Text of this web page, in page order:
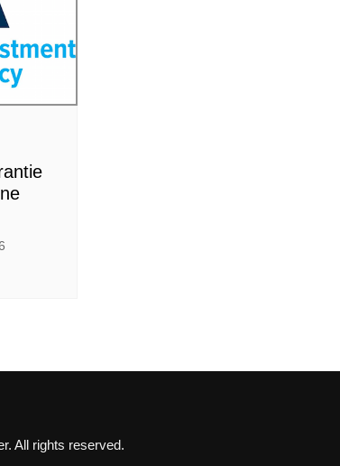
All rights reserved.